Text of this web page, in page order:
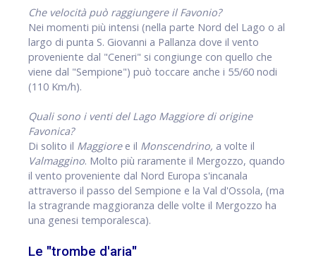
Che velocità può raggiungere il Favonio?
Nei momenti più intensi (nella parte Nord del Lago o al
largo di punta S. Giovanni a Pallanza dove il vento
proveniente dal "Ceneri" si congiunge con quello che
viene dal "Sempione") può toccare anche i 55/60 nodi
(110 Km/h).
Quali sono i venti del Lago Maggiore di origine
Favonica?
Di solito il Maggioree il Monscendrino, a volte il
Valmaggino. Molto più raramente il Mergozzo, quando
il vento proveniente dal Nord Europa s'incanala
attraverso il passo del Sempione e la Val d'Ossola, (ma
la stragrande maggioranza delle volte il Mergozzo ha
una genesi temporalesca).
Le "trombe d'aria"